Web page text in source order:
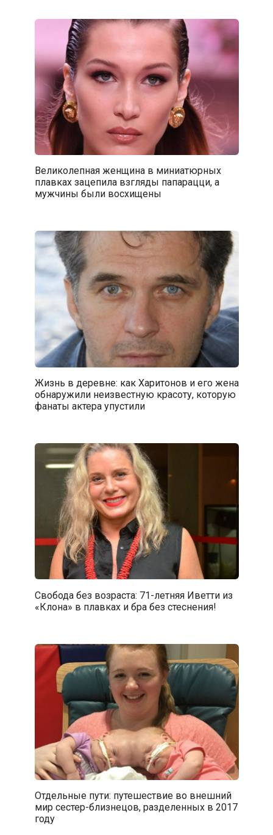
Великолепная женщина в миниатюрных
плавках зацепила взгляды папарацци, а
мужчины были восхищены
Жизнь в деревне: как Харитонов и его жена
обнаружили неизвестную красоту, которую
фанаты актера упустили
Свобода без возраста: 71-летняя Иветти из
«Клона» в плавках и бра без стеснения!
Отдельные пути: путешествие во внешний
мир сестер-близнецов, разделенных в 2017
году